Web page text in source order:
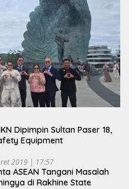
Dipimpin Sultan Paser 18,
Equipment
2019 | 17:57
ASEAN Tangani Masalah
di Rakhine State